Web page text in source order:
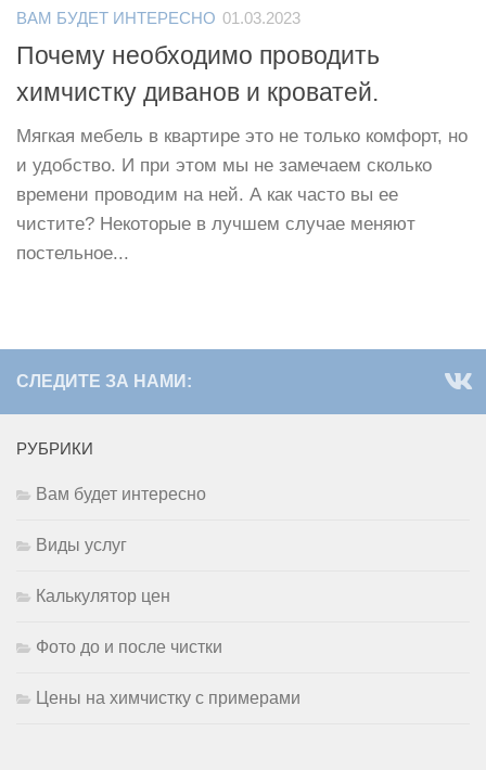
ВАМ БУДЕТ ИНТЕРЕСНО 01.03.2023
Почему необходимо проводить
химчистку диванов и кроватей.
Мягкая мебель в квартире это не только комфорт, но
и удобство. И при этом мы не замечаем сколько
времени проводим на ней. А как часто вы ее
чистите? Некоторые в лучшем случае меняют
постельное...
СЛЕДИТЕ ЗА НАМИ:
РУБРИКИ
Вам будет интересно
Виды услуг
Калькулятор цен
Фото до и после чистки
Цены на химчистку с примерами